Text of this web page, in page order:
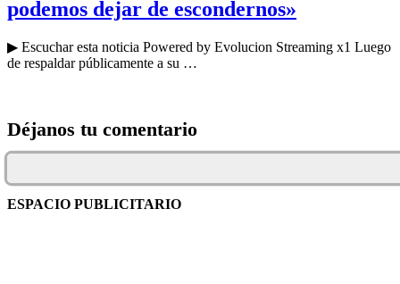
podemos dejar de escondernos»
▶ Escuchar esta noticia Powered by Evolucion Streaming x1 Luego
de respaldar públicamente a su …
Déjanos tu comentario
ESPACIO PUBLICITARIO